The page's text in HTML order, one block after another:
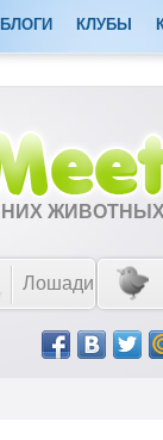
БЛОГИ КЛУБЫ
Лошади